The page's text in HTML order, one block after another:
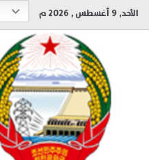
الأحد, 9 أغسطس , 2026 م